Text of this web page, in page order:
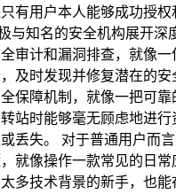
有用户本人能够成功授权
与知名的安全机构展开深
审计和漏洞排查，就像一
及时发现并修复潜在的安
保障机制，就像一把可靠
转站时能够毫无顾虑地进
丢失。 对于普通用户而言
就像操作一款常见的日常
多技术背景的新手，也能